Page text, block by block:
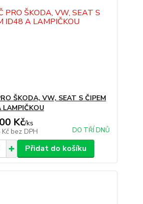
ŠKODA, VW, SEAT S ČIPEM
LAMPIČKOU
Kč/ks
bez DPH DO TŘÍ DNŮ
Přidat do košíku